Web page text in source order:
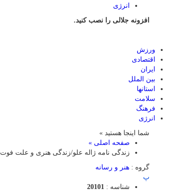
انرژی
افزونه جلالی را نصب کنید.
ورزش
اقتصادی
ایران
بین الملل
استانها
سلامت
فرهنگ
انرژی
شما اینجا هستید »
صفحه اصلی »
زندگی نامه ژاله علو/زندگی هنری و علت فوت
گروه : هنر و رسانه
پ
شناسه : 20101